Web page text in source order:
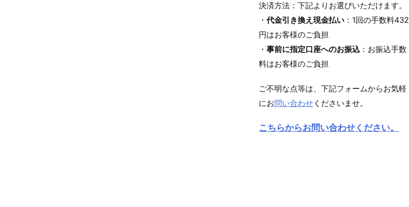
決済方法：下記よりお選びいただけます。
・ 代金引き換え現金払い ：1回の手数料432
円はお客様のご負担
・ 事前に指定口座へのお振込 ：お振込手数
料はお客様のご負担
ご不明な点等は、下記フォームからお気軽
にお問い合わせ くださいませ。
こちらからお問い合わせください。